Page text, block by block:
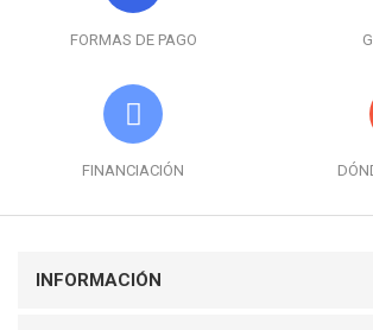
FORMAS DE PAGO
FINANCIACIÓN
INFORMACIÓN